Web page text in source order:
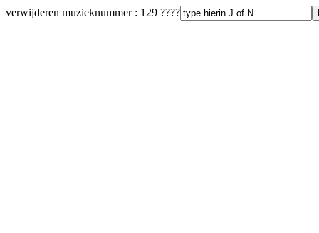
verwijderen muzieknummer : 129 ????